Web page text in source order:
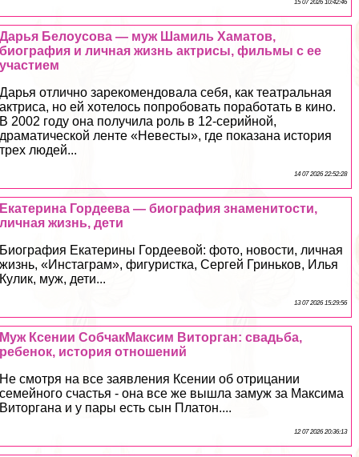
15 07 2026 10:42:46
Дарья Белоусова — муж Шамиль Хаматов,
биография и личная жизнь актрисы, фильмы с ее
участием
Дарья отлично зарекомендовала себя, как театральная
актриса, но ей хотелось попробовать поработать в кино.
В 2002 году она получила роль в 12-серийной,
драматической ленте «Невесты», где показана история
трех людей...
14 07 2026 22:52:28
Екатерина Гордеева — биография знаменитости,
личная жизнь, дети
Биография Екатерины Гордеевой: фото, новости, личная
жизнь, «Инстаграм», фигуристка, Сергeй Гриньков, Илья
Кулик, муж, дети...
13 07 2026 15:29:56
Муж Ксении СобчакМаксим Виторган: свадьба,
ребенок, история отношений
Не смотря на все заявления Ксении об отрицании
семейного счастья - она все же вышла замуж за Максима
Виторгана и у пары есть сын Платон....
12 07 2026 20:36:13